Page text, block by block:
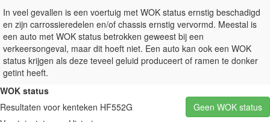
In veel gevallen is een voertuig met WOK status ernstig beschadigd
en zijn carrossieredelen en/of chassis ernstig vervormd. Meestal is
een auto met WOK status betrokken geweest bij een
verkeersongeval, maar dit hoeft niet. Een auto kan ook een WOK
status krijgen als deze teveel geluid produceert of ramen te donker
getint heeft.
WOK status
Resultaten voor kenteken HF552G
Geen WOK status